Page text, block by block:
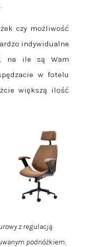
czy możliwość
indywidualne
na ile są Wam
w fotelu
większą ilość
z regulacją
podnóżkiem,